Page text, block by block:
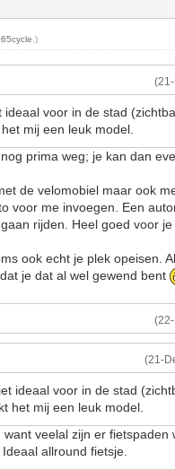
.)
voor in de stad
mij een leuk model.
prima weg; je kan dan
de velomobiel maar ook
voor me invoegen. Een
rijden. Heel goed voor je
ook echt je plek opeisen.
je dat al wel gewend bent
(21-
ideaal voor in de stad
het mij een leuk model.
veelal zijn er fietspaden
allround fietsje.